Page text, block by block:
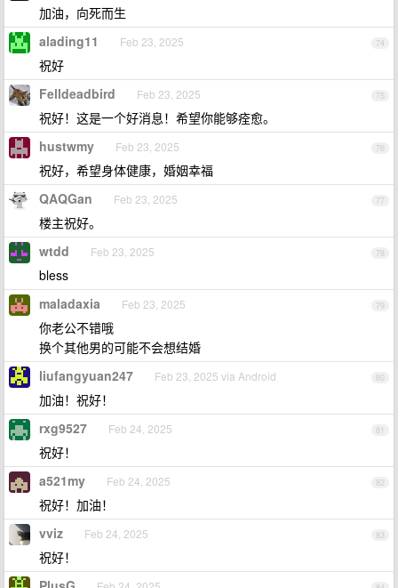
加油，向死而生
74
alading11 Feb 23, 2025
祝好
75
Felldeadbird Feb 23, 2025
祝好！这是一个好消息！希望你能够痊愈。
76
hustwmy Feb 23, 2025
祝好，希望身体健康，婚姻幸福
77
QAQGan Feb 23, 2025
楼主祝好。
78
wtdd Feb 23, 2025
bless
79
maladaxia Feb 23, 2025
你老公不错哦
换个其他男的可能不会想结婚
80
liufangyuan247 Feb 23, 2025 via Android
加油！祝好！
81
rxg9527 Feb 24, 2025
祝好！
82
a521my Feb 24, 2025
祝好！加油！
83
vviz Feb 24, 2025
祝好！